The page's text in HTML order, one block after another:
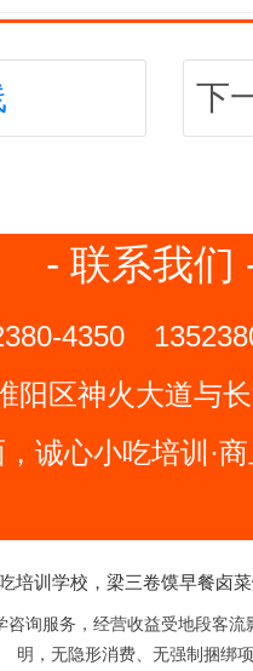
下
- 联系我们
4350
阳区神火大道与
诚心小吃培训·
培训学校，梁三卷馍早餐卤
询服务，经营收益受地段客
明，无隐形消费、无强制捆绑